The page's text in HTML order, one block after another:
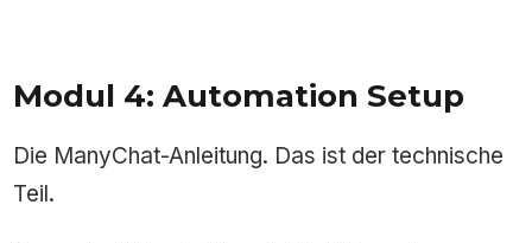
Modul 4: Automation Setup
Die ManyChat-Anleitung. Das ist der technische
Teil.